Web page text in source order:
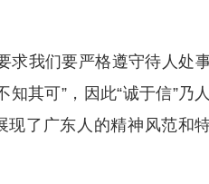
求我们要严格遵守待人处
其可”，因此“诚于信”乃人
现了广东人的精神风范和